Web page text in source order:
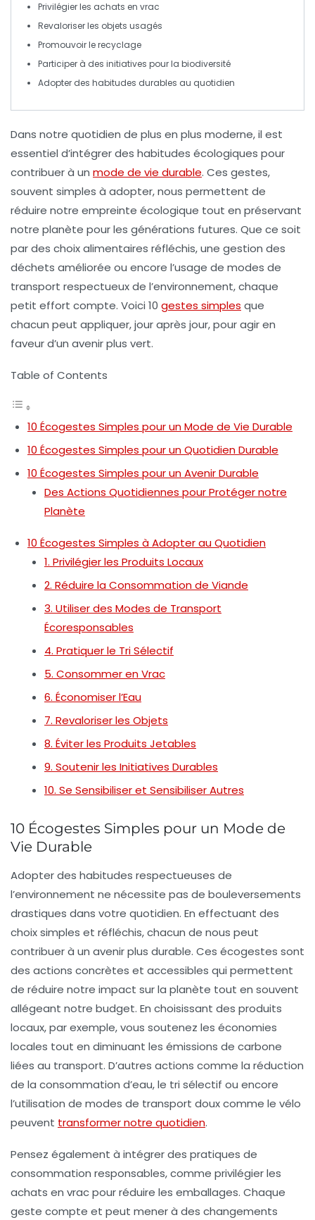
Privilégier les achats en vrac
Revaloriserles objets usagés
Promouvoirle recyclage
Participer à des initiatives pour la biodiversité
Adopter des habitudes durables au quotidien
Dans notre quotidien de plus en plus moderne, il est
essentiel d’intégrer des habitudes écologiques pour
contribuer à un mode de vie durable. Ces gestes,
souvent simples à adopter, nous permettent de
réduire notre empreinte écologique tout en préservant
notre planète pour les générations futures. Que ce soit
par des choix alimentaires réfléchis, une gestion des
déchets améliorée ou encore l’usage de modes de
transport respectueux de l’environnement, chaque
petit effort compte. Voici 10 gestes simples que
chacun peut appliquer, jour après jour, pour agir en
faveur d’un avenir plus vert.
Table of Contents
10 Écogestes Simples pour un Mode de Vie Durable
10 Écogestes Simples pour un Quotidien Durable
10 Écogestes Simples pour un Avenir Durable
Des Actions Quotidiennes pour Protéger notre
Planète
10 Écogestes Simples à Adopter au Quotidien
1. Privilégier les Produits Locaux
2. Réduire la Consommation de Viande
3. Utiliser des Modes de Transport
Écoresponsables
4. Pratiquer le Tri Sélectif
5. Consommer en Vrac
6. Économiser l’Eau
7. Revaloriser les Objets
8. Éviter les Produits Jetables
9. Soutenir les Initiatives Durables
10. Se Sensibiliser et Sensibiliser Autres
10 Écogestes Simples pour un Mode de
Vie Durable
Adopter des habitudes respectueuses de
l’environnement ne nécessite pas de bouleversements
drastiques dans votre quotidien. En effectuant des
choix simples et réfléchis, chacun de nous peut
contribuer à un avenir plus durable. Ces écogestes sont
des actions concrètes et accessibles qui permettent
de réduire notre impact sur la planète tout en souvent
allégeant notre budget. En choisissant des produits
locaux, par exemple, vous soutenez les économies
locales tout en diminuant les émissions de carbone
liées au transport. D’autres actions comme la réduction
de la consommation d’eau, le tri sélectif ou encore
l’utilisation de modes de transport doux comme le vélo
peuvent transformer notre quotidien.
Pensez également à intégrer des pratiques de
consommation responsables, comme privilégier les
achats en vracpour réduire les emballages. Chaque
geste compte et peut mener à des changements